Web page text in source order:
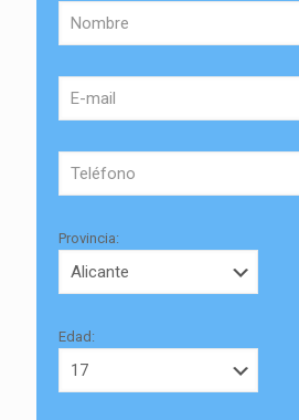
Provincia:
Edad: